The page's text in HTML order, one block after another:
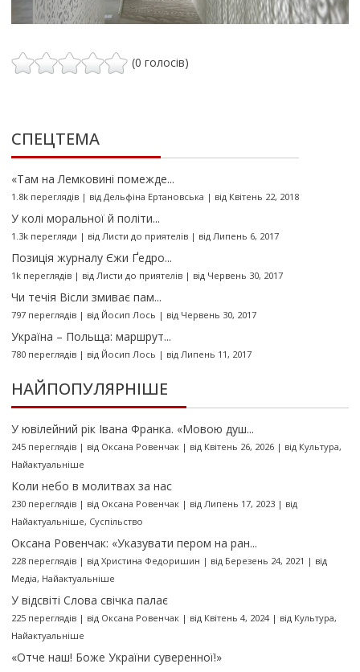
(0 голосів)
СПЕЦТЕМА
«Там на Лемковині помежде...
1.8k переглядів| від Дельфіна Ертановська | від Квітень 22, 2018
У колі моральної й політи...
1.3k перегляди | від Листи до приятелів| від Липень 6, 2017
Позиція журналу Єжи Ґедро...
1k переглядів| від Листи до приятелів| від Червень 30, 2017
Чи течія Вісли змиває пам...
797 переглядів| від Йосип Лось | від Червень 30, 2017
Україна – Польща: маршрут...
780 переглядів| від Йосип Лось | від Липень 11, 2017
НАЙПОПУЛЯРНІШЕ
У ювілейний рік Івана Франка. «Мовою душ...
245 переглядів| від Оксана Ровенчак| від Квітень 26, 2026| від Культура,
Найактуальніше
Коли небо в молитвах за нас
230 переглядів| від Оксана Ровенчак| від Липень 17, 2023| від
Найактуальніше, Суспільство
Оксана Ровенчак: «Указувати пером на ран...
228 переглядів| від Христина Федоришин | від Березень 24, 2021 | від
Медіа, Найактуальніше
У відсвіті Слова свічка палає
225 переглядів| від Оксана Ровенчак| від Квітень 4, 2024| від Культура,
Найактуальніше
«Отче наш! Боже України суверенної!»